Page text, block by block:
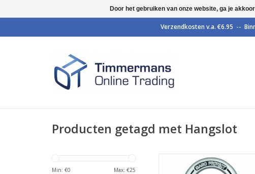
Producten getagd met Hangslot
Min: €0 Max: €25
Titalium hangslot van Abus met
hardstalen beugel. Geleverd in
Door het gebruiken van onze website, ga je